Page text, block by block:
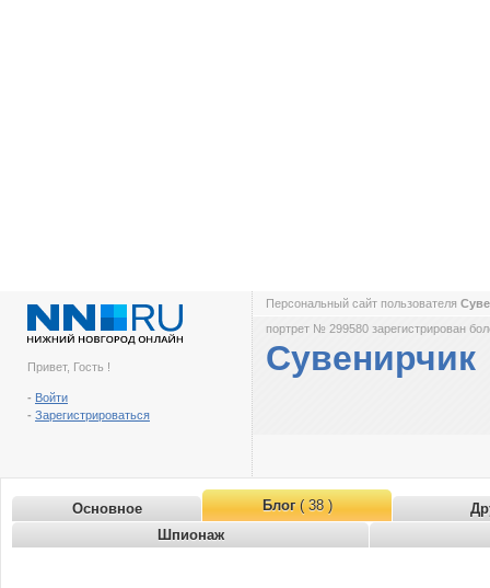
Привет, Гость !
- Войти
- Зарегистрироваться
Персональный сайт пользователя
портрет № 299580 зарегистрирован
Сувенирчик
Основное Блог( 38 )
Шпионаж